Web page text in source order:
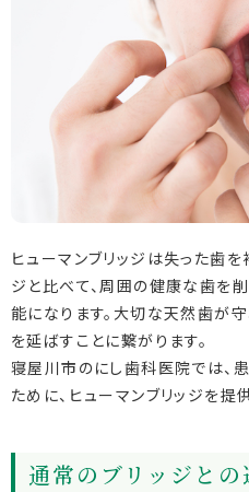
ヒューマンブリッジは失った歯
ジと比べて、周囲の健康な歯を
能になります。大切な天然歯が
を延ばすことに繋がります。
寝屋川市のにし歯科医院では、
ために、ヒューマンブリッジを提
通常のブリッジとの